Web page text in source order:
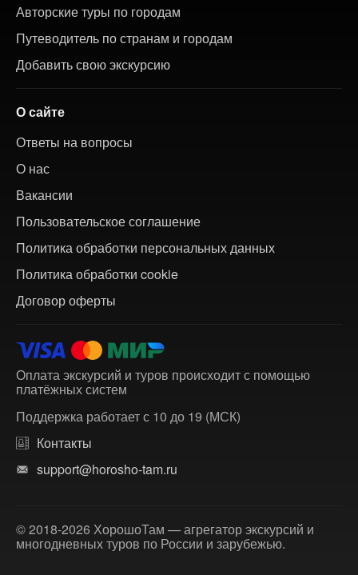
Авторские туры по городам
Путеводитель по странам и городам
Добавить свою экскурсию
О сайте
Ответы на вопросы
О нас
Вакансии
Пользовательское соглашение
Политика обработки персональных данных
Политика обработки cookie
Договор оферты
Оплата экскурсий и туров происходит с помощью
платёжных систем
Поддержка работает с 10 до 19 (МСК)
Контакты
support@horosho-tam.ru
© 2018-2026 ХорошоТам — агрегатор экскурсий и
многодневных туров по России и зарубежью.